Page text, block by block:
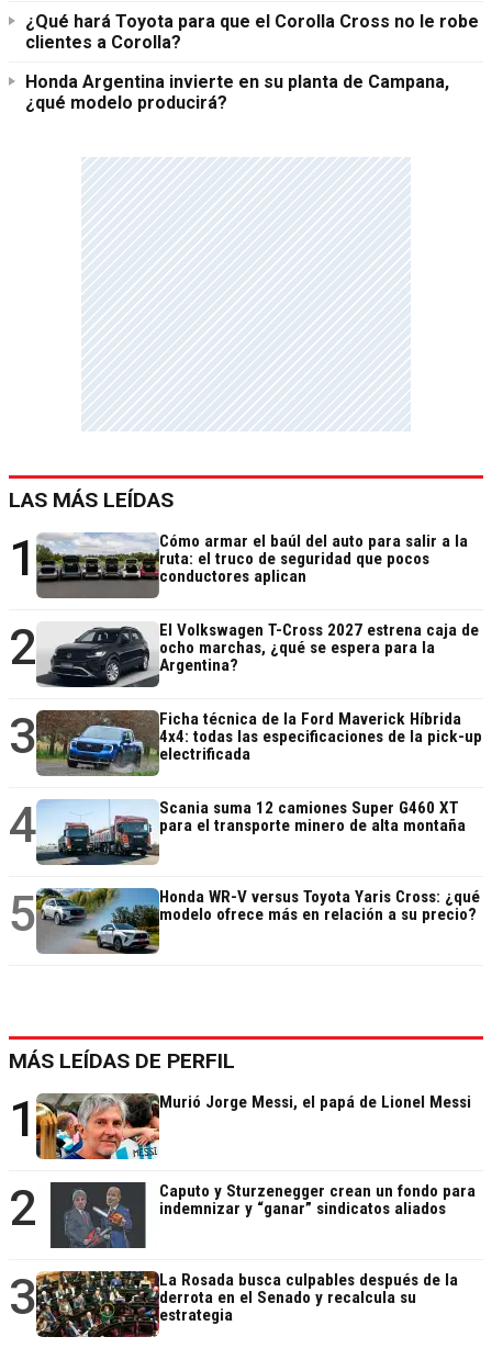
¿Qué hará Toyota para que el Corolla Cross no le robe
clientes a Corolla?
Honda Argentina invierte en su planta de Campana,
¿qué modelo producirá?
LAS MÁS LEÍDAS
1
Cómo armar el baúl del auto para salir a la
ruta: el truco de seguridad que pocos
conductores aplican
2
El Volkswagen T-Cross 2027 estrena caja de
ocho marchas, ¿qué se espera para la
Argentina?
3
Ficha técnica de la Ford Maverick Híbrida
4x4: todas las especificaciones de la pick-up
electrificada
4
Scania suma 12 camiones Super G460 XT
para el transporte minero de alta montaña
5
Honda WR-V versus Toyota Yaris Cross: ¿qué
modelo ofrece más en relación a su precio?
MÁS LEÍDAS DE PERFIL
1 Murió Jorge Messi, el papá de Lionel Messi
2
Caputo y Sturzenegger crean un fondo para
indemnizar y “ganar” sindicatos aliados
3
La Rosada busca culpables después de la
derrota en el Senado y recalcula su
estrategia